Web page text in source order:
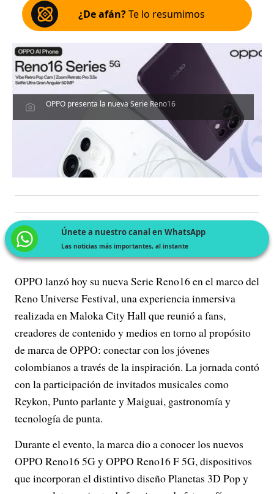
¿De afán?Te lo resumimos
OPPO presenta la nueva Serie Reno16
Únete a nuestro canal en WhatsApp
Las noticias más importantes, al instante
OPPO lanzó hoy su nueva Serie Reno16 en el marco del
Reno Universe Festival, una experiencia inmersiva
realizada en Maloka City Hall que reunió a fans,
creadores de contenido y medios en torno al propósito
de marca de OPPO: conectar con los jóvenes
colombianos a través de la inspiración. La jornada contó
con la participación de invitados musicales como
Reykon, Punto parlante y Maiguai, gastronomía y
tecnología de punta.
Durante el evento, la marca dio a conocer los nuevos
OPPO Reno16 5G y OPPO Reno16 F 5G, dispositivos
que incorporan el distintivo diseño Planetas 3D Pop y